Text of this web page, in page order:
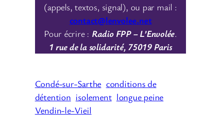
(appels, textos, signal), ou par mail :
contact@lenvolee.net
Pour écrire : Radio FPP – L’Envolée.
1 rue de la solidarité, 75019 Paris
Condé-sur-Sarthe conditions de
détention isolement longue peine
Vendin-le-Vieil